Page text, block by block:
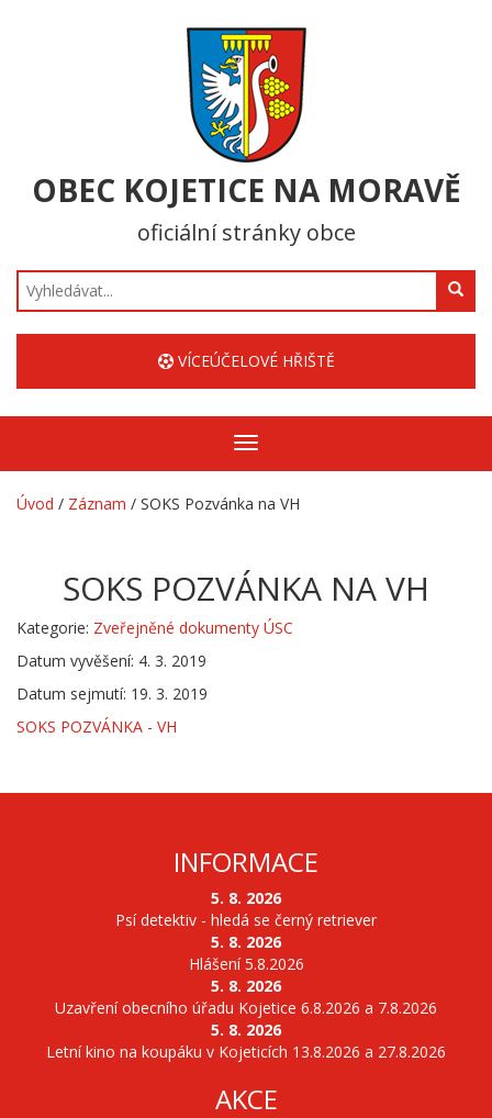
OBEC KOJETICE NA MORAVĚ
oficiální stránky obce
Hledat
VÍCEÚČELOVÉ HŘIŠTĚ
Zobrazit/skrýt
navigaci
Úvod / Záznam / SOKS Pozvánka na VH
SOKS POZVÁNKA NA VH
Kategorie: Zveřejněné dokumenty ÚSC
Datum vyvěšení: 4. 3. 2019
Datum sejmutí: 19. 3. 2019
SOKS POZVÁNKA - VH
INFORMACE
5. 8. 2026
Psí detektiv - hledá se černý retriever
5. 8. 2026
Hlášení 5.8.2026
5. 8. 2026
Uzavření obecního úřadu Kojetice 6.8.2026 a 7.8.2026
5. 8. 2026
Letní kino na koupáku v Kojeticích 13.8.2026 a 27.8.2026
AKCE